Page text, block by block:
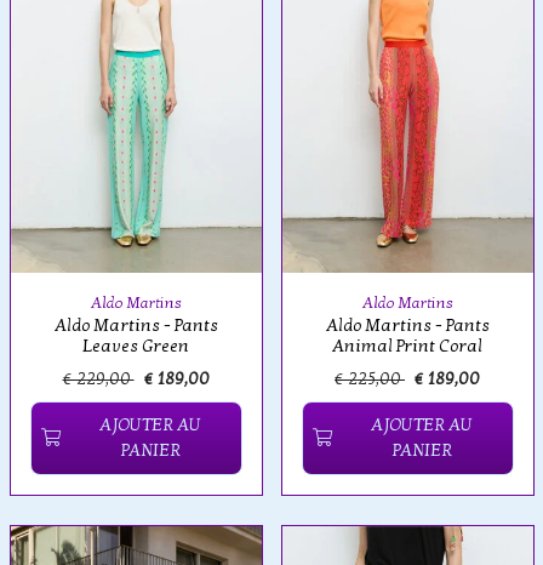
Aldo Martins
Aldo Martins - Pants
Leaves Green
€ 229,00 € 189,00
AJOUTER AU
PANIER
Aldo Martins
Aldo Martins - Pants
Animal Print Coral
€ 225,00 € 189,00
AJOUTER AU
PANIER